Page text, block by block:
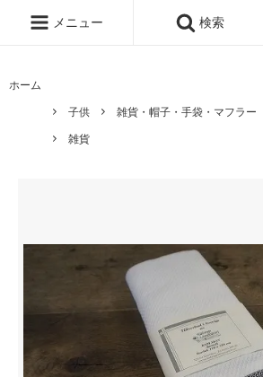
メニュー 検索
ホーム
子供
雑貨・帽子・手袋・マフラー
雑貨